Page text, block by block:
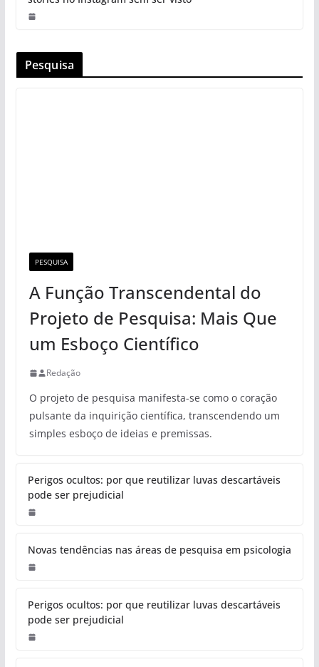
Pesquisa
PESQUISA
A Função Transcendental do
Projeto de Pesquisa: Mais Que
um Esboço Científico
Redação
O projeto de pesquisa manifesta-se como o coração
pulsante da inquirição científica, transcendendo um
simples esboço de ideias e premissas.
Perigos ocultos: por que reutilizar luvas descartáveis
pode ser prejudicial
Novas tendências nas áreas de pesquisa em psicologia
Perigos ocultos: por que reutilizar luvas descartáveis
pode ser prejudicial